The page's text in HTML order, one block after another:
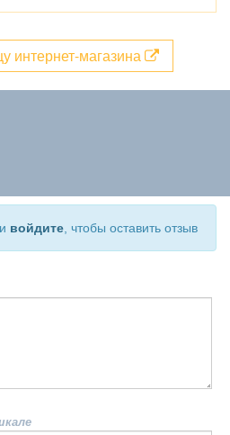
интернет-магазина
войдите , чтобы оставить отзыв